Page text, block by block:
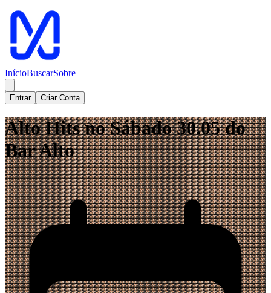
InícioBuscarSobre
Entrar Criar Conta
Alto Hits no Sábado 30.05 do
Bar Alto